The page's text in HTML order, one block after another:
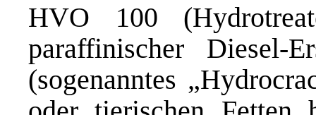
HVO 100
paraffinischer Diesel-
(sogenanntes